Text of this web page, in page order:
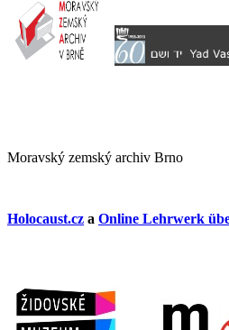
Moravský zemský archiv Brno
Holocaust.cz a Online Lehrwerk